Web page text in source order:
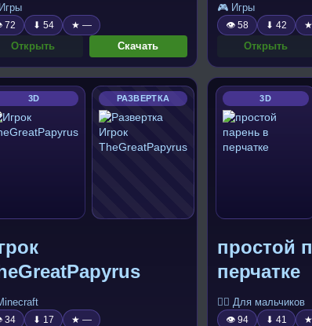
72 ⬇ 54 ★ —
Открыть Скачать
🎮 Игры
👁 58 ⬇ 42
Открыть
3D РАЗВЕРТКА
34 ⬇ 17 ★ —
3D
простой
перчатке
🧍‍♂️ Для мальчиков
👁 94 ⬇ 41